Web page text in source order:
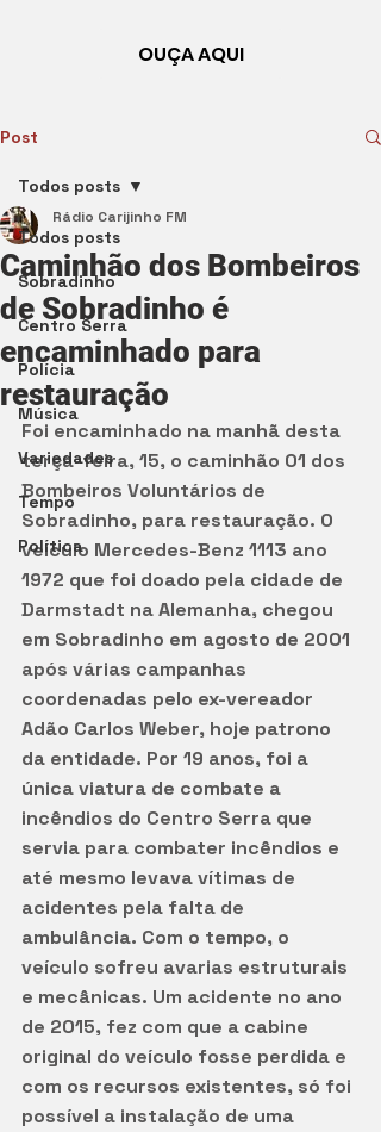
OUÇA AQUI
Post
Todos posts
Sobradinho
Centro Serra
Polícia
Música
Variedades
Tempo
Política
Todos posts
Caminhão dos Bombeiros
de Sobradinho é
encaminhado para
restauração
Rádio Carijinho FM
Foi encaminhado na manhã desta
terça-feira, 15, o caminhão 01 dos
Bombeiros Voluntários de
Sobradinho, para restauração. O
veículo Mercedes-Benz 1113 ano
1972 que foi doado pela cidade de
Darmstadt na Alemanha, chegou
em Sobradinho em agosto de 2001
após várias campanhas
coordenadas pelo ex-vereador
Adão Carlos Weber, hoje patrono
da entidade. Por 19 anos, foi a
única viatura de combate a
incêndios do Centro Serra que
servia para combater incêndios e
até mesmo levava vítimas de
acidentes pela falta de
ambulância. Com o tempo, o
veículo sofreu avarias estruturais
e mecânicas. Um acidente no ano
de 2015, fez com que a cabine
original do veículo fosse perdida e
com os recursos existentes, só foi
possível a instalação de uma